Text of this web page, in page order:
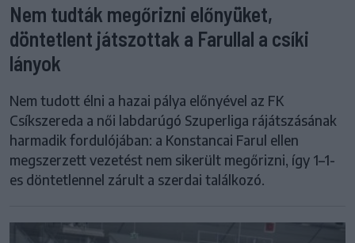
Nem tudták megőrizni előnyüket,
döntetlent játszottak a Farullal a csíki
lányok
Nem tudott élni a hazai pálya előnyével az FK
Csíkszereda a női labdarúgó Szuperliga rájátszásának
harmadik fordulójában: a Konstancai Farul ellen
megszerzett vezetést nem sikerült megőrizni, így 1–1-
es döntetlennel zárult a szerdai találkozó.